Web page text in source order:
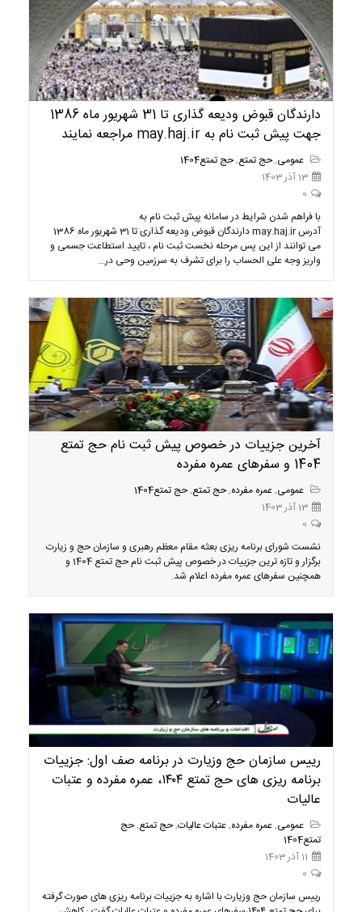
دارندگان قبوض ودیعه گذاری تا 31 شهریور ماه 1386
جهت پیش ثبت نام به may.haj.ir مراجعه نمایند
عمومی,حج تمتع,حج تمتع1404
13 آذر 1403
0
با فراهم شدن شرایط در سامانه پیش ثبت نام به
آدرس may.haj.ir دارندگان قبوض ودیعه گذاری تا 31 شهریور ماه 1386
می توانند از این پس مرحله نخست ثبت نام ، تایید استطاعت جسمی و
واریز وجه علی الحساب را برای تشرف به سرزمین وحی در...
آخرین جزییات در خصوص پیش ثبت نام حج تمتع
1404 و سفرهای عمره مفرده
عمومی,عمره مفرده,حج تمتع,حج تمتع1404
13 آذر 1403
0
نشست شورای برنامه ریزی بعثه مقام معظم رهبری و سازمان حج و زیارت
برگزار و تازه ترین جزییات در خصوص پیش ثبت نام حج تمتع 1404 و
همچنین سفرهای عمره مفرده اعلام شد.
رییس سازمان حج وزیارت در برنامه صف اول: جزییات
برنامه ریزی های حج تمتع ۱۴۰۴، عمره مفرده و عتبات
عالیات
عمومی,عمره مفرده,عتبات عالیات,حج تمتع,حج
تمتع1404
11 آذر 1403
0
رییس سازمان حج وزیارت با اشاره به جزییات برنامه ریزی های صورت گرفته